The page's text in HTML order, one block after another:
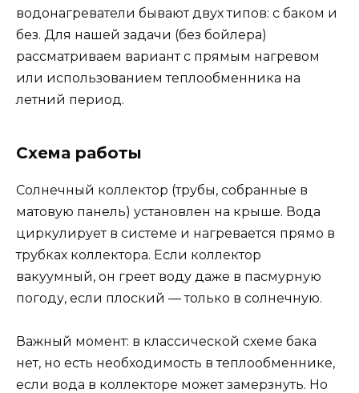
водонагреватели бывают двух типов: с баком и
без. Для нашей задачи (без бойлера)
рассматриваем вариант с прямым нагревом
или использованием теплообменника на
летний период.
Схема работы
Солнечный коллектор (трубы, собранные в
матовую панель) установлен на крыше. Вода
циркулирует в системе и нагревается прямо в
трубках коллектора. Если коллектор
вакуумный, он греет воду даже в пасмурную
погоду, если плоский — только в солнечную.
Важный момент: в классической схеме бака
нет, но есть необходимость в теплообменнике,
если вода в коллекторе может замерзнуть. Но